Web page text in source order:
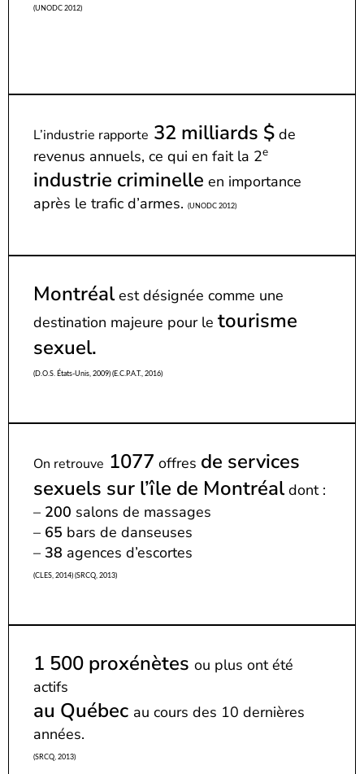
(UNODC 2012)
L’industrie rapporte 32 milliards $ de
revenus annuels, ce qui en fait la 2e
industrie criminelle en importance
après le trafic d’armes.
(UNODC 2012)
Montréalest désignée comme une
destination majeure pour le tourisme
sexuel.
(D.O.S. États-Unis, 2009) (E.C.P.A.T., 2016)
On retrouve 1077 offres de services
sexuels sur l’île de Montréaldont :
– 200 salons de massages
– 65 bars de danseuses
– 38 agences d’escortes
(CLES, 2014) (SRCQ, 2013)
1 500 proxénètes ou plus ont été
actifs
au Québec au cours des 10 dernières
années.
(SRCQ, 2013)